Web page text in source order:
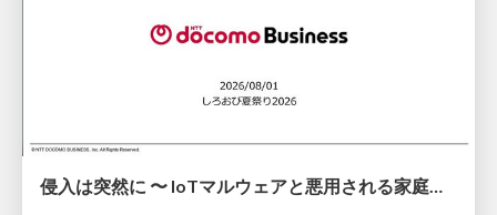
侵入は突然に 〜 IoTマルウェアと悪用される家庭の機器 ～ / When Intrusion Strikes: IoT Malware and the Abuse of Home Devices